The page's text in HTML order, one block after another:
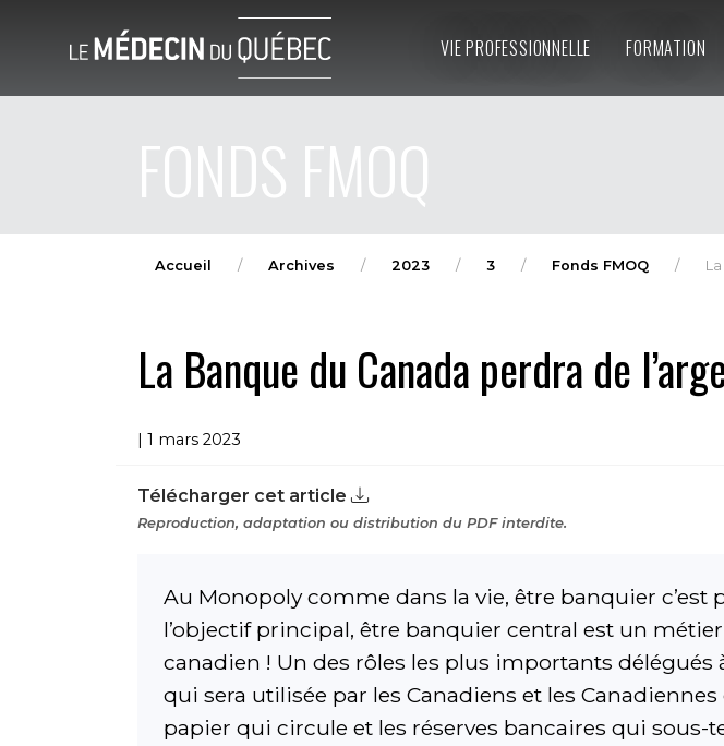
VIE PROFESSIONNELLE FORMATION
FONDS FMOQ
Accueil Archives 2023 3 Fonds FMOQ
La Banque du Canada perdra de
| 1 mars 2023
Télécharger cet article
Reproduction, adaptation ou distribution du PDF interdite.
Au Monopoly comme dans la vie, être banquier
l’objectif principal, être banquier central est un
canadien ! Un des rôles les plus importants
qui sera utilisée par les Canadiens et les
papier qui circule et les réserves bancaires qui sous-